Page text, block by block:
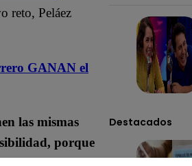
reto, Peláez
GANAN el
las mismas
porque
Destacados